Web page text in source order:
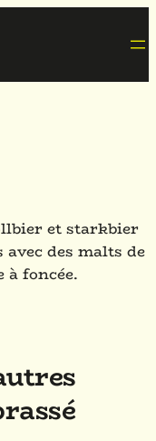
et starkbier
des malts de
à foncée.